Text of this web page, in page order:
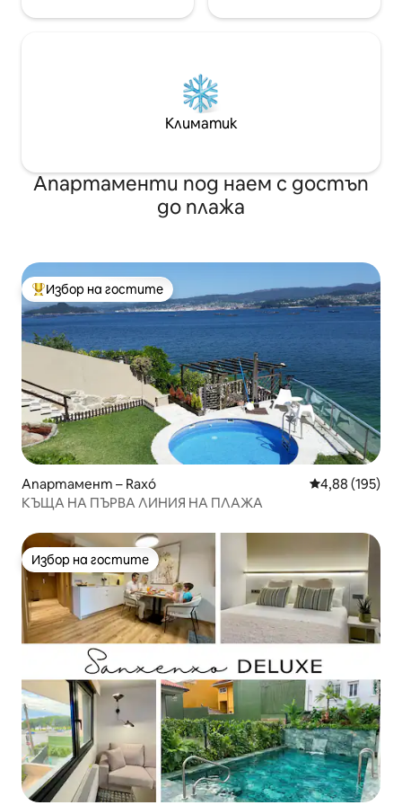
Климатик
Апартаменти под наем с достъп
до плажа
Най-популярен избор на гостите
Избор на гостите
Апартамент – Raxó Средна
4,88 (195)
КЪЩА НА ПЪРВА ЛИНИЯ НА ПЛАЖА
Избор на гостите
Избор на гостите